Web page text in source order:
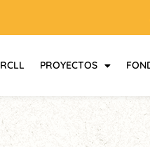
RCLL PROYECTOS